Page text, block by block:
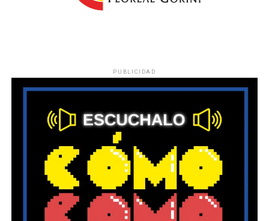
PUBLICIDAD